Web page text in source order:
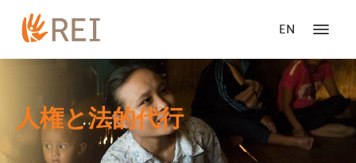
EN
人権と法的代行